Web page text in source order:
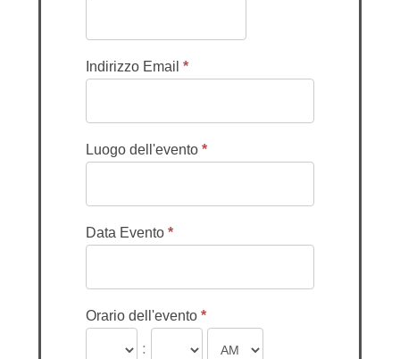
Indirizzo Email *
Luogo dell'evento *
Data Evento *
Orario dell'evento *
: